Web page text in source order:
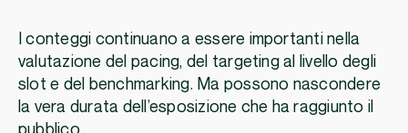
I conteggi continuano a essere importanti nella
valutazione del pacing, del targeting al livello degli
slot e del benchmarking. Ma possono nascondere
la vera durata dell’esposizione che ha raggiunto il